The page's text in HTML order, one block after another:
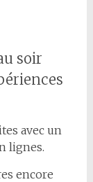
soir
avec un
lignes.
encore